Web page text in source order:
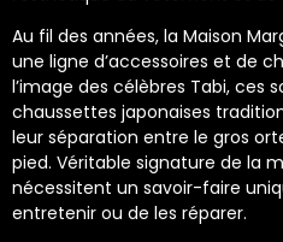
Au fil des années, la Maison
une ligne d’accessoires et de
l’image des célèbres Tabi, ces
chaussettes japonaises
leur séparation entre le gros
pied. Véritable signature de la
nécessitent un savoir-faire
entretenir ou de les réparer.